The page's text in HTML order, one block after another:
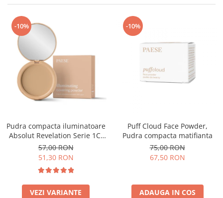
-10%
Pudra compacta iluminatoare
Absolut Revelation Serie 1C,
9g
57,00 RON
51,30 RON
VEZI VARIANTE
-10%
Puff Cloud Face Powder,
Pudra compacta matifianta
75,00 RON
67,50 RON
ADAUGA IN COS